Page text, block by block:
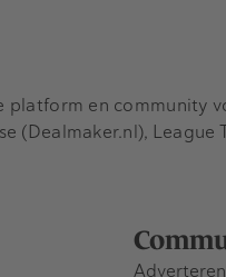
Adverteren
en community
(Dealmaker.nl),